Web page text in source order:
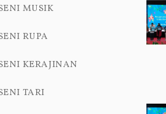
MUSIK
RUPA
KERAJINAN
TARI